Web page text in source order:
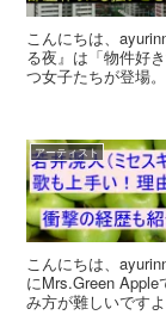
こんにちは、
る夜』は「物件好
つ女子たちが登場
アーティスト
こんにちは、
にMrs.Green
み方が難しいです